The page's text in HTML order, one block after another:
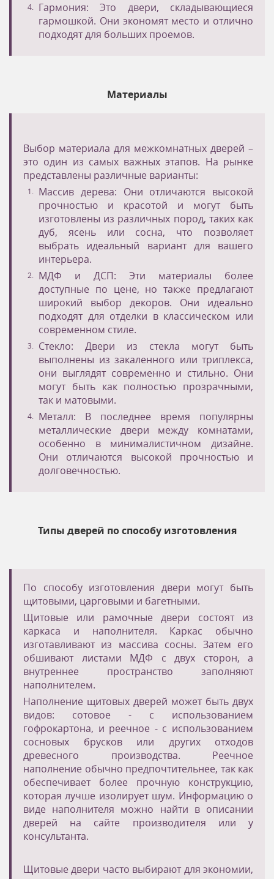
Гармония: Это двери, складывающиеся
гармошкой. Они экономят место и отлично
подходят для больших проемов.
Материалы
Выбор материала для межкомнатных дверей –
это один из самых важных этапов. На рынке
представлены различные варианты:
Массив дерева: Они отличаются высокой
прочностью и красотой и могут быть
изготовлены из различных пород, таких как
дуб, ясень или сосна, что позволяет
выбрать идеальный вариант для вашего
интерьера.
МДФ и ДСП: Эти материалы более
доступные по цене, но также предлагают
широкий выбор декоров. Они идеально
подходят для отделки в классическом или
современном стиле.
Стекло: Двери из стекла могут быть
выполнены из закаленного или триплекса,
они выглядят современно и стильно. Они
могут быть как полностью прозрачными,
так и матовыми.
Металл: В последнее время популярны
металлические двери между комнатами,
особенно в минималистичном дизайне.
Они отличаются высокой прочностью и
долговечностью.
Типы дверей по способу изготовления
По способу изготовления двери могут быть
щитовыми, царговыми и багетными.
Щитовые или рамочные двери состоят из
каркаса и наполнителя. Каркас обычно
изготавливают из массива сосны. Затем его
обшивают листами МДФ с двух сторон, а
внутреннее пространство заполняют
наполнителем.
Наполнение щитовых дверей может быть двух
видов: сотовое - с использованием
гофрокартона, и реечное - с использованием
сосновых брусков или других отходов
древесного производства. Реечное
наполнение обычно предпочтительнее, так как
обеспечивает более прочную конструкцию,
которая лучше изолирует шум. Информацию о
виде наполнителя можно найти в описании
дверей на сайте производителя или у
консультанта.
Щитовые двери часто выбирают для экономии,